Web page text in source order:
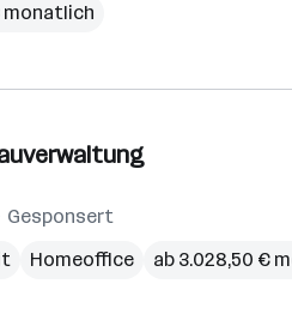
monatlich
Gesponsert
Homeoffice ab 3.028,50 €